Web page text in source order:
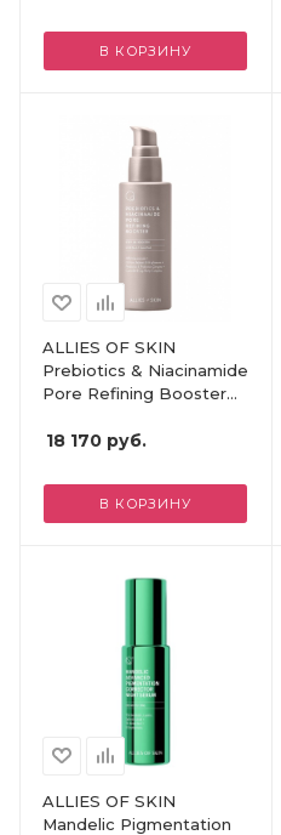
В КОРЗИНУ
ALLIES OF SKIN
Prebiotics & Niacinamide
Pore Refining Booster
18 170 руб.
В КОРЗИНУ
ALLIES OF SKIN
Mandelic Pigmentation